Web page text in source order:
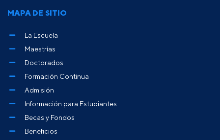
MAPA DE SITIO
La Escuela
Maestrías
Doctorados
Formación Continua
Admisión
Información para Estudiantes
Becas y Fondos
Beneficios